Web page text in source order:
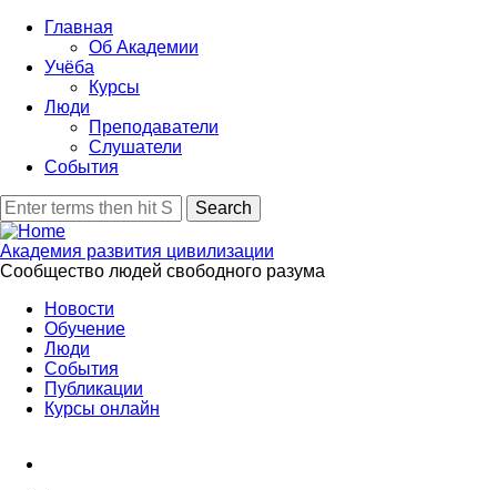
Skip
main
Главная
Об Академии
Учёба
Курсы
Люди
Преподаватели
Слушатели
События
Search
Академия развития цивилизации
Сообщество людей свободного разума
Новости
Обучение
Люди
События
Публикации
Курсы онлайн